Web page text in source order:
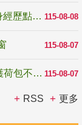
115-08-08
教育家人物典範 發明大王林永禎教授 用自身經歷點亮學生的路
115-08-07
115-08-07
反詐騙宣導_防詐有道，霹靂布袋戲陪你守護荷包不受騙
RSS 更多